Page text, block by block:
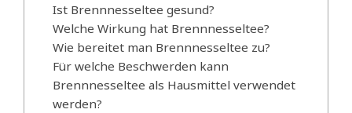
Ist Brennnesseltee gesund?
Welche Wirkung hat Brennnesseltee?
Wie bereitet man Brennnesseltee zu?
Für welche Beschwerden kann
Brennnesseltee als Hausmittel verwendet
werden?